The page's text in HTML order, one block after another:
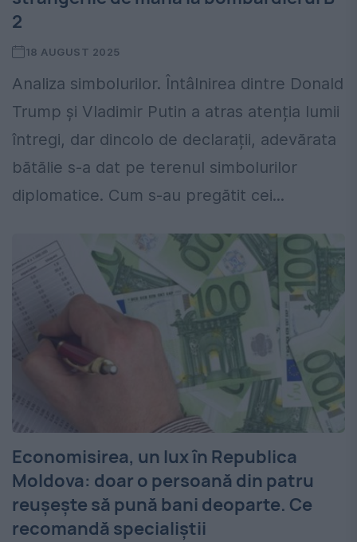
2
18 AUGUST 2025
Analiza simbolurilor. Întâlnirea dintre Donald
Trump și Vladimir Putin a atras atenția lumii
întregi, dar dincolo de declarații, adevărata
bătălie s-a dat pe terenul simbolurilor
diplomatice. Cum s-au pregătit cei...
Economisirea, un lux în Republica
Moldova: doar o persoană din patru
reușește să pună bani deoparte. Ce
recomandă specialiștii